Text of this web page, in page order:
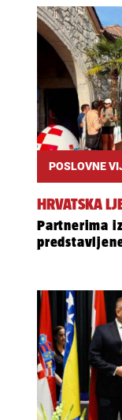
POSLOVNE
HRVATSKA
Partnerima